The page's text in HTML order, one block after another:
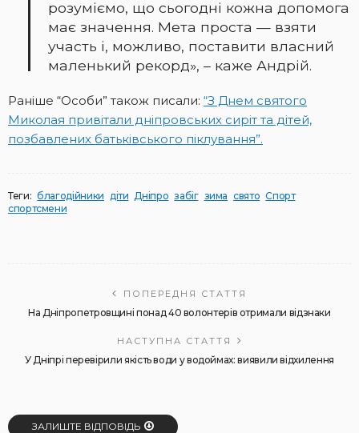
розуміємо, що сьогодні кожна допомога
має значення. Мета проста — взяти
участь і, можливо, поставити власний
маленький рекорд», – каже Андрій.
Раніше “Особи” також писали: “З Днем святого
Миколая привітали дніпровських сиріт та дітей,
позбавлених батьківського піклування”.
Теги: благодійники діти Дніпро забіг зима свято Спорт
спортсмени
ПОПЕРЕДНЯ СТАТТЯ
На Дніпропетровщині понад 40 волонтерів отримали відзнаки
НАСТУПНА СТАТТЯ
У Дніпрі перевірили якість води у водоймах: виявили відхилення
ЗАЛИШТЕ ВІДПОВІДЬ